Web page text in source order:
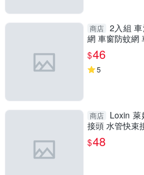
商店 2入組
網 車窗防蚊網
$46
5
商店
Loxin
接頭 水管快束
$48